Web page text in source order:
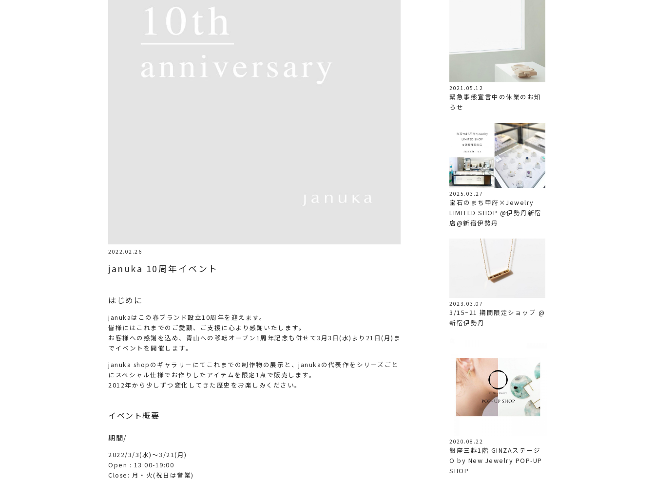
2021.05.12
緊急事態宣言中の休業のお知
らせ
2025.03.27
宝石のまち甲府×Jewelry
LIMITED SHOP @伊勢丹新宿
店@新宿伊勢丹
2023.03.07
3/15~21 期間限定ショップ @
新宿伊勢丹
2020.08.22
銀座三越1階 GINZAステージ
O by New Jewelry POP-UP
SHOP
2022.02.26
januka 10周年イベント
はじめに
janukaはこの春ブランド設立10周年を迎えます。
皆様にはこれまでのご愛顧、ご支援に心より感謝いたします。
お客様への感謝を込め、青山への移転オープン1周年記念も併せて3月3日(水)より21日(月)ま
でイベントを開催します。
januka shopのギャラリーにてこれまでの制作物の展示と、janukaの代表作をシリーズごと
にスペシャル仕様でお作りしたアイテムを限定1点で販売します。
2012年から少しずつ変化してきた歴史をお楽しみください。
イベント概要
期間/
2022/3/3(水)〜3/21(月)
Open : 13:00-19:00
Close: 月・火(祝日は営業)